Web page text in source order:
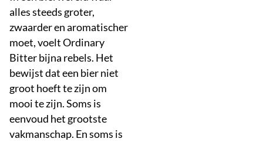
alles steeds groter,
zwaarder en aromatischer
moet, voelt Ordinary
Bitter bijna rebels. Het
bewijst dat een bier niet
groot hoeft te zijn om
mooi te zijn. Soms is
eenvoud het grootste
vakmanschap. En soms is